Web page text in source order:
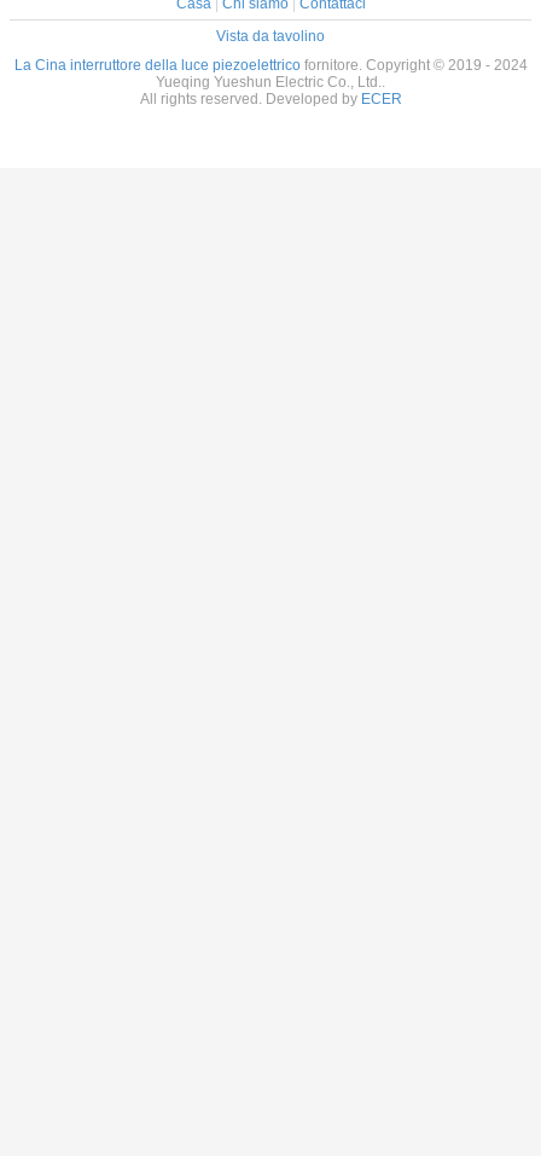
Casa| Chi siamo| Contattaci
Vista da tavolino
La Cina interruttore della luce piezoelettricofornitore. Copyright © 2019 - 2024
Yueqing Yueshun Electric Co., Ltd..
All rights reserved. Developed by ECER